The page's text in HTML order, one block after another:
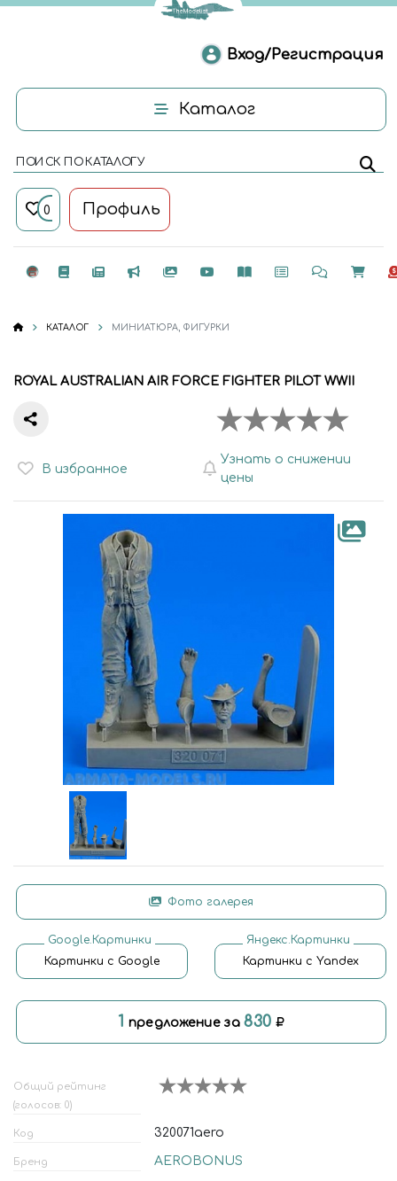
Вход/Регистрация
Каталог
ПОИСК ПО КАТАЛОГУ
0 Профиль
КАТАЛОГ МИНИАТЮРА, ФИГУРКИ
ROYAL AUSTRALIAN AIR FORCE FIGHTER PILOT WWII
В избранное
Узнать о снижении
цены
Фото галерея
Google.Картинки
Картинки с Google
Яндекс.Картинки
Картинки с Yandex
1 предложение за830
Общий рейтинг
(голосов: 0)
Код 320071aero
Бренд AEROBONUS